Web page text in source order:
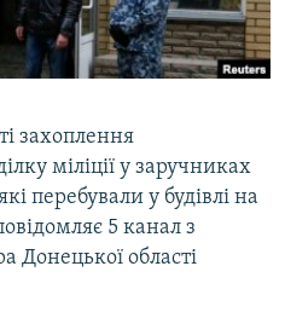
захоплення
міліції у заручниках
перебували у будівлі на
5 канал з
Донецької області